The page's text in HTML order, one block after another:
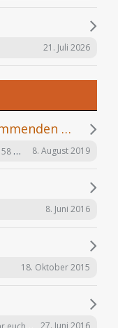
21. Juli 2026
News aus der Matrix - die kommenden Folgen
Offenbarung 23 - Die nächsten Folgen (Nr. 58 bis X) 8. August 2019
8. Juni 2016
18. Oktober 2015
Welche Verschwörungstheorien wünscht ihr euch noch in der Serie "Offenbarung 23"? 27. Juni 2016